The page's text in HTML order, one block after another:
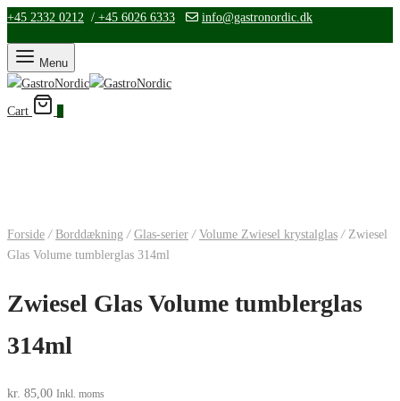
+45 2332 0212 / +45 6026 6333 info@gastronordic.dk
Menu
Cart
Forside / Borddækning / Glas-serier / Volume Zwiesel krystalglas /Zwiesel
Glas Volume tumblerglas 314ml
Zwiesel Glas Volume tumblerglas
314ml
kr. 85,00 Inkl. moms